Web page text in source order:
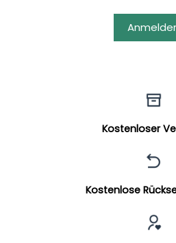
Kostenloser
Kostenlose